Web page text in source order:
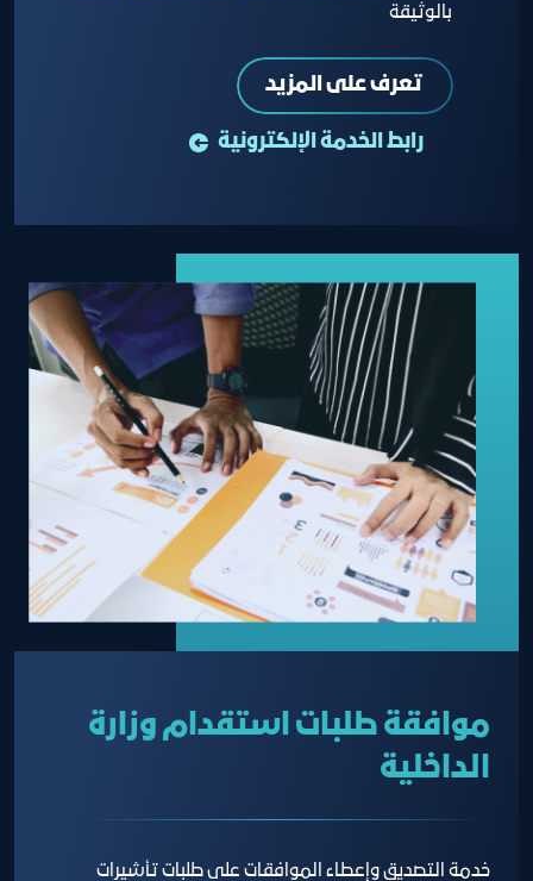
بالوثيقة
تعرف على المزيد
رابط الخدمة الإلكترونية
موافقة طلبات استقدام وزارة
الداخلية
خدمة التصديق وإعطاء الموافقات على طلبات تأشيرات